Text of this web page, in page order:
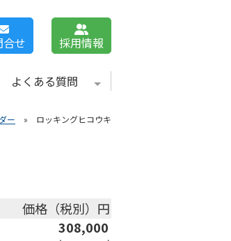
合せ 採用情報
よくある質問
ー » ロッキングヒコウキ
価格（税別）円
308,000